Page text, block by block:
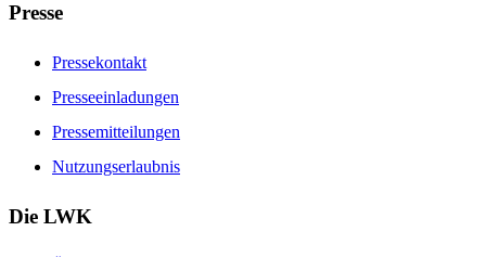
Presse
Pressekontakt
Presseeinladungen
Pressemitteilungen
Nutzungserlaubnis
Die LWK